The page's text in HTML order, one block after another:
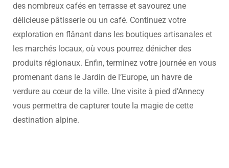
des nombreux cafés en terrasse et savourez une
délicieuse pâtisserie ou un café. Continuez votre
exploration en flânant dans les boutiques artisanales et
les marchés locaux, où vous pourrez dénicher des
produits régionaux. Enfin, terminez votre journée en vous
promenant dans le Jardin de l’Europe, un havre de
verdure au cœur de la ville. Une visite à pied d’Annecy
vous permettra de capturer toute la magie de cette
destination alpine.